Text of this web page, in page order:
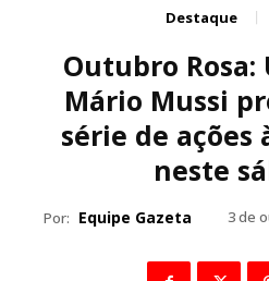
Destaque
Outubro Rosa:
Mário Mussi
série de ações
neste
Por: Equipe Gazeta 3 de